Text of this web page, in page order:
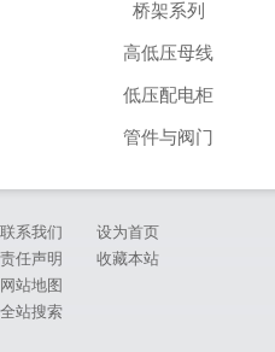
桥架系列
高低压母线
低压配电柜
管件与阀门
联系我们
责任声明
网站地图
全站搜索
设为首页
收藏本站